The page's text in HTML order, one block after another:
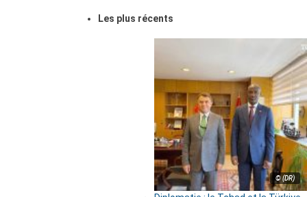
Les plus récents
© (DR)